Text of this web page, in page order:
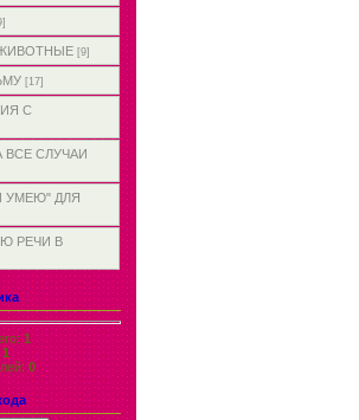
[9]
[17]
С
СЛУЧАИ
УМЕЮ" ДЛЯ
РЕЧИ В
1
1
0